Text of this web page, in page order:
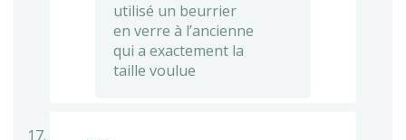
utilisé un beurrier
en verre à l’ancienne
qui a exactement la
taille voulue